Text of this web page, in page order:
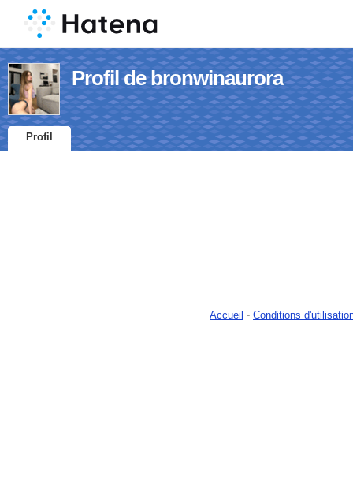
Profil de bronwinaurora
Profil
Accueil - Conditions